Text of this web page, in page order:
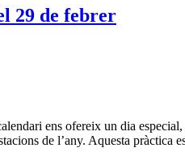
29 de febrer
ens ofereix un dia
de l’any. Aquesta